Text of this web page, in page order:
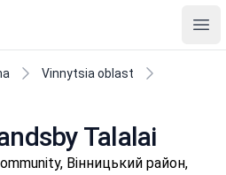
Vinnytsia oblast
Talalai
Вінницький район,